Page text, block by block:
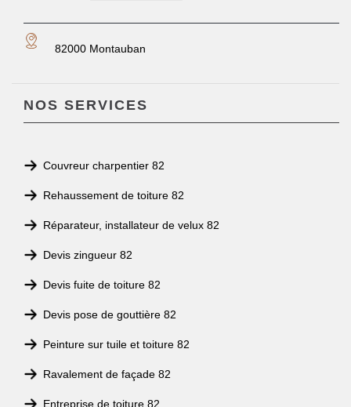
82000 Montauban
NOS SERVICES
Couvreur charpentier 82
Rehaussement de toiture 82
Réparateur, installateur de velux 82
Devis zingueur 82
Devis fuite de toiture 82
Devis pose de gouttière 82
Peinture sur tuile et toiture 82
Ravalement de façade 82
Entreprise de toiture 82